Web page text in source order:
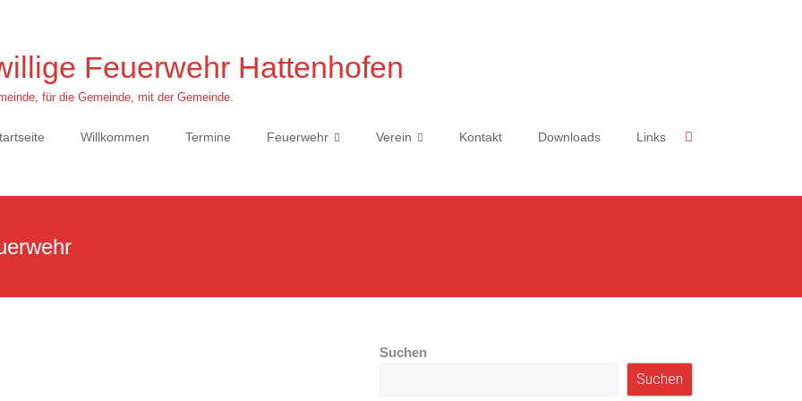
Feuerwehr Hattenhofen
für die Gemeinde, mit der Gemeinde.
Willkommen Termine Feuerwehr Verein Kontakt Downloads Links
Suchen
Suchen